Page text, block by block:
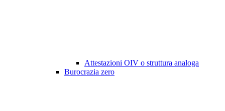
Attestazioni OIV o struttura analoga
Burocrazia zero